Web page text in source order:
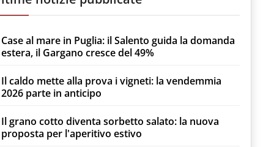
Case al mare in Puglia: il Salento guida la domanda
estera, il Gargano cresce del 49%
Il caldo mette alla prova i vigneti: la vendemmia
2026 parte in anticipo
Il grano cotto diventa sorbetto salato: la nuova
proposta per l'aperitivo estivo